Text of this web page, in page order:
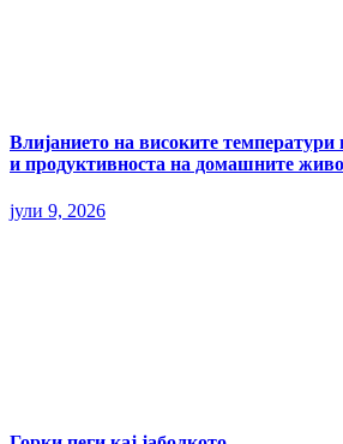
Влијанието на високите температури
и продуктивноста на домашните
јули 9, 2026